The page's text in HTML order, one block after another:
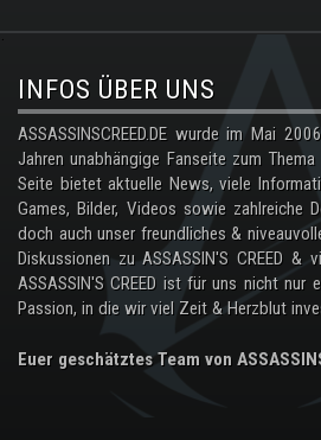
.
INFOS ÜBER UNS
ASSASSINSCREED.DE wurde im Mai
Jahren unabhängige Fanseite zum Thema
Seite bietet aktuelle News, viele
Games, Bilder, Videos sowie zahlreiche
doch auch unser freundliches &
Diskussionen zu ASSASSIN'S CREED &
ASSASSIN'S CREED ist für uns nicht nur
Passion, in die wir viel Zeit & Herzblut
Euer geschätztes Team von